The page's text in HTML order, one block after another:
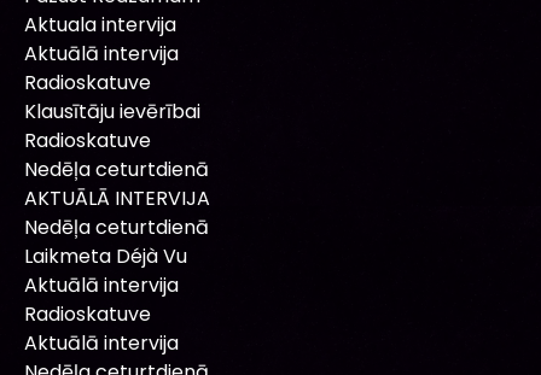
Aktuala intervija
Aktuālā intervija
Radioskatuve
Klausītāju ievērībai
Radioskatuve
Nedēļa ceturtdienā
AKTUĀLĀ INTERVIJA
Nedēļa ceturtdienā
Laikmeta Déjà Vu
Aktuālā intervija
Radioskatuve
Aktuālā intervija